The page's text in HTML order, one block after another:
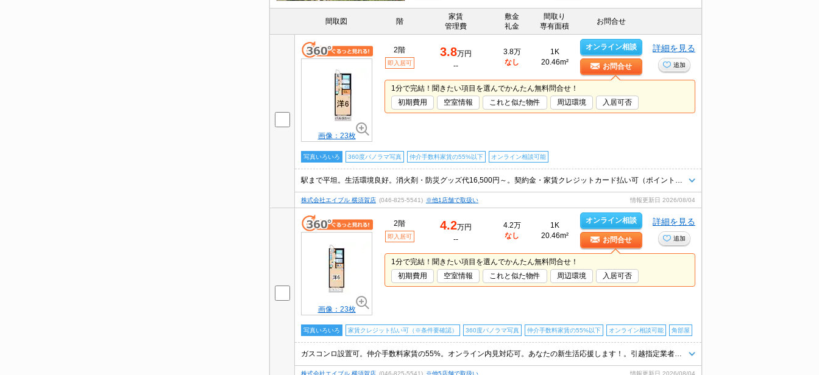
間取図 階
家賃
管理費
敷金
礼金
間取り
専有面積
お問合せ
画像：23枚
2階
即入居可
3.8万円
--
3.8万
なし
1K
20.46m²
オンライン相談
お問合せ
詳細を見る
追加
1分で完結！聞きたい項目を選んでかんたん無料問合せ！
初期費用
空室情報 これと似た物件 周辺環境 入居可否
写真いろいろ 360度パノラマ写真 仲介手数料家賃の55%以下 オンライン相談可能
株式会社エイブル 横須賀店 (046-825-5541) ※他1店舗で取扱い 情報更新日 2026/08/04
画像：23枚
2階
即入居可
4.2万円
--
4.2万
なし
1K
20.46m²
オンライン相談
お問合せ
詳細を見る
追加
1分で完結！聞きたい項目を選んでかんたん無料問合せ！
初期費用
空室情報 これと似た物件 周辺環境 入居可否
写真いろいろ 家賃クレジット払い可（※条件要確認） 360度パノラマ写真 仲介手数料家賃の55%以下 オンライン相談可能 角部屋
株式会社エイブル 横須賀店 (046-825-5541) ※他5店舗で取扱い 情報更新日 2026/08/04